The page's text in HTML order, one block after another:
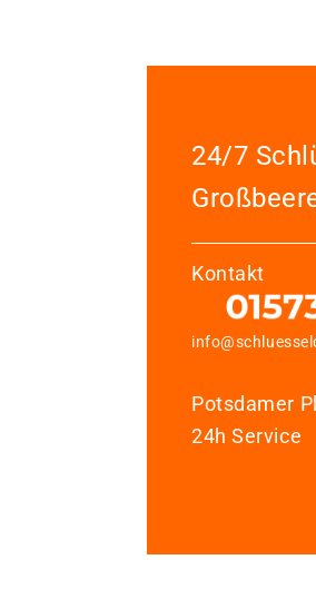
24/7
Kontakt
Potsdamer
24h Service